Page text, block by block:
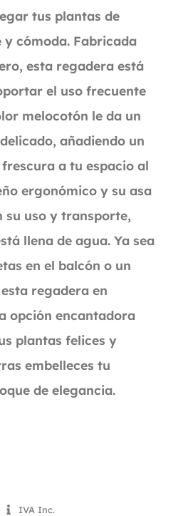
tus plantas de
cómoda. Fabricada
esta regadera está
el uso frecuente
melocotón le da un
añadiendo un
a tu espacio al
ergonómico y su asa
uso y transporte,
llena de agua. Ya sea
en el balcón o un
regadera en
opción encantadora
plantas felices y
embelleces tu
de elegancia.
IVA Inc.